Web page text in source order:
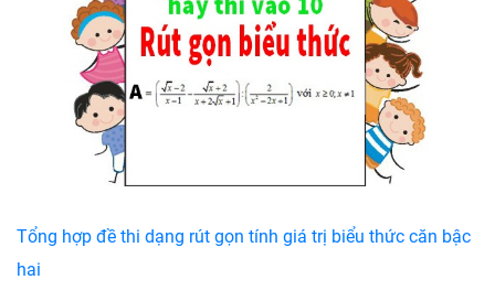
Tổng hợp đề thi dạng rút gọn tính giá trị biểu thức căn bậc
hai